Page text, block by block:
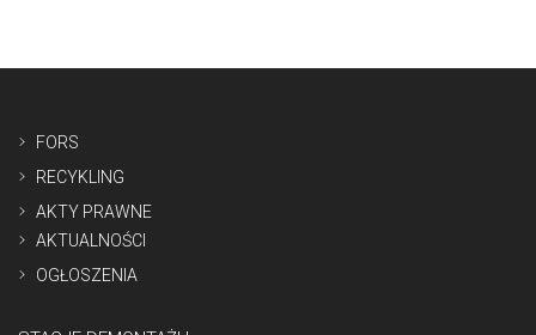
FORS
RECYKLING
AKTY PRAWNE
AKTUALNOŚCI
OGŁOSZENIA